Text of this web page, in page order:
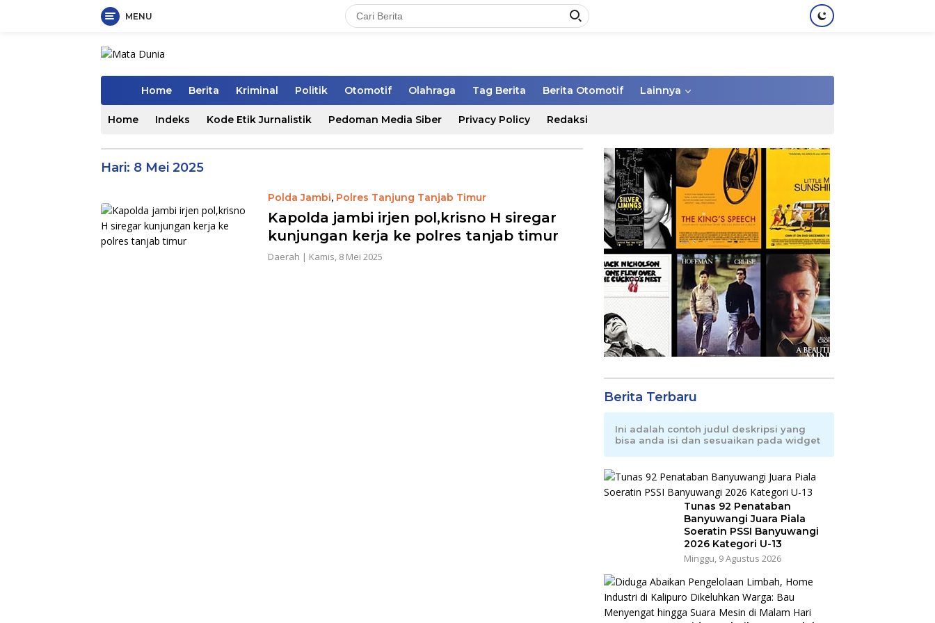
MENU
Home Berita Kriminal Politik Otomotif Olahraga Tag Berita Berita Otomotif Lainnya
Home Indeks Kode Etik Jurnalistik Pedoman Media Siber Privacy Policy Redaksi
Hari: 8 Mei 2025
Polda Jambi, Polres Tanjung Tanjab Timur
Kapolda jambi irjen pol,krisno H siregar
kunjungan kerja ke polres tanjab timur
Daerah | Kamis, 8 Mei 2025
Berita Terbaru
Ini adalah contoh judul deskripsi yang
bisa anda isi dan sesuaikan pada widget
Tunas 92 Penataban
Banyuwangi Juara Piala
Soeratin PSSI Banyuwangi
2026 Kategori U-13
Minggu, 9 Agustus 2026